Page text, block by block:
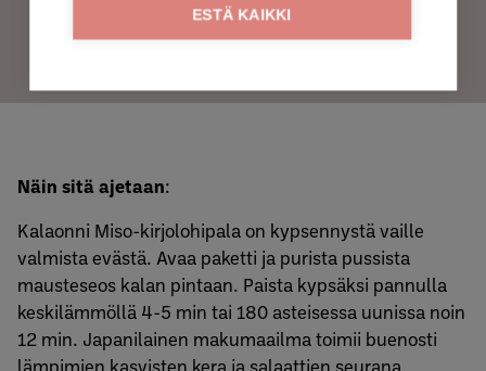
Näin sitä ajetaan:
Kalaonni Miso-kirjolohipala on kypsennystä vaille
valmista evästä. Avaa paketti ja purista pussista
mausteseos kalan pintaan. Paista kypsäksi pannulla
keskilämmöllä 4-5 min tai 180 asteisessa uunissa noin
12 min. Japanilainen makumaailma toimii buenosti
lämpimien kasvisten kera ja salaattien seurana.
ESTÄ KAIKKI